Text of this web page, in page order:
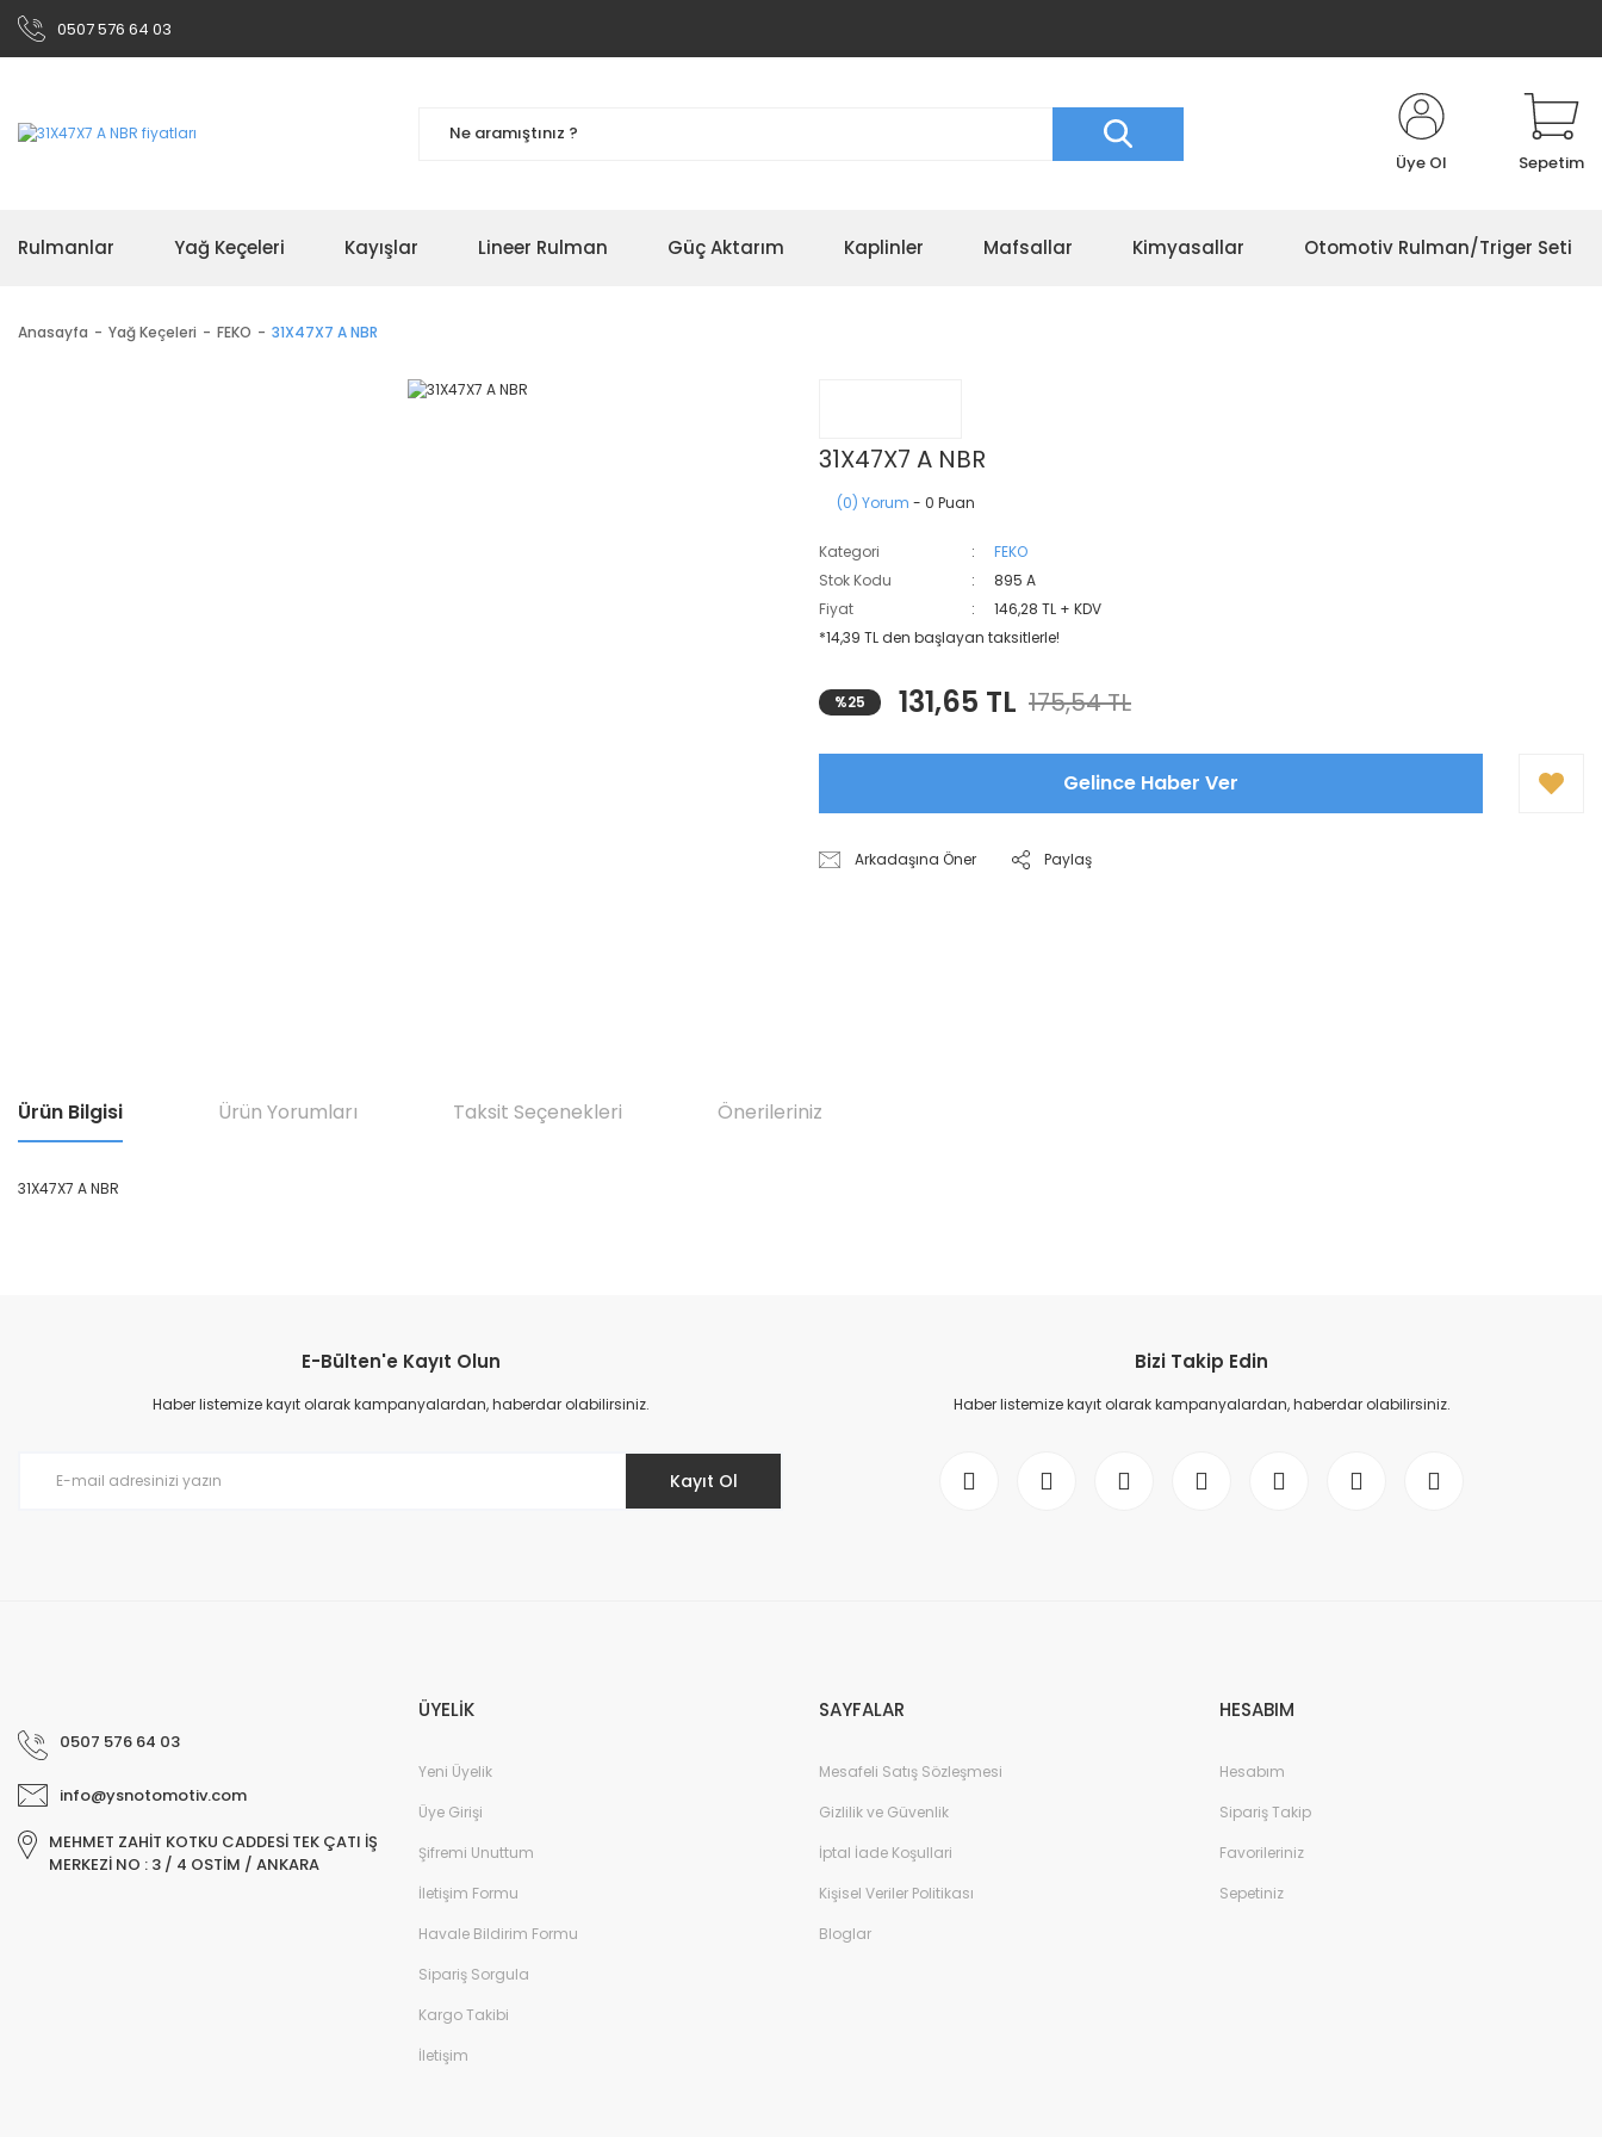
0507 576 64 03
Üye Ol Sepetim
Rulmanlar Yağ Keçeleri Kayışlar Lineer Rulman Güç Aktarım Kaplinler Mafsallar Kimyasallar Otomotiv Rulman/Triger Seti
Anasayfa Yağ Keçeleri FEKO 31X47X7 A NBR
31X47X7 A NBR
(0) Yorum - 0 Puan
Kategori
FEKO
Stok Kodu
895 A
Fiyat
146,28 TL + KDV
*14,39 TL den başlayan taksitlerle!
%25 131,65 TL 175,54 TL
Gelince Haber Ver
Arkadaşına Öner Paylaş
Ürün Bilgisi Ürün Yorumları Taksit Seçenekleri Önerileriniz
31X47X7 A NBR
Ürün resmi kalitesiz, bozuk veya görüntülenemiyor.
Ürün açıklamasında eksik bilgiler bulunuyor.
E-Bülten'e Kayıt Olun
Haber listemize kayıt olarak kampanyalardan, haberdar olabilirsiniz.
Kayıt Ol
Bizi Takip Edin
Haber listemize kayıt olarak kampanyalardan, haberdar olabilirsiniz.
0507 576 64 03
info@ysnotomotiv.com
MEHMET ZAHİT KOTKU CADDESİ TEK ÇATI İŞ
MERKEZİ NO : 3 / 4 OSTİM / ANKARA
ÜYELİK
Yeni Üyelik
Üye Girişi
Şifremi Unuttum
İletişim Formu
Havale Bildirim Formu
Sipariş Sorgula
Kargo Takibi
İletişim
SAYFALAR
Mesafeli Satış Sözleşmesi
Gizlilik ve Güvenlik
İptal İade Koşullari
Kişisel Veriler Politikası
Bloglar
HESABIM
Hesabım
Sipariş Takip
Favorileriniz
Sepetiniz